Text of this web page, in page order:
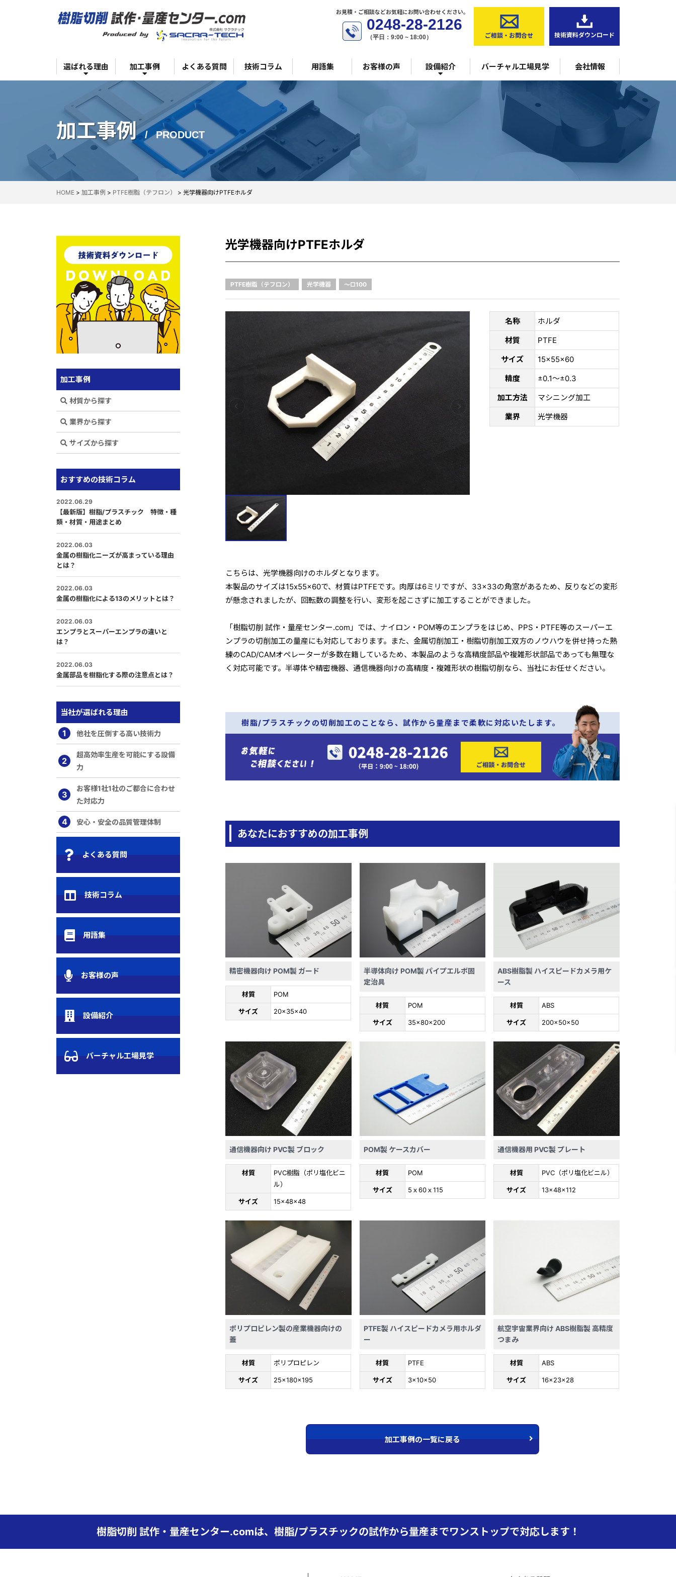
お見積・ご相談などお気軽にお問い合わせください。
0248-28-2126
（平日：9:00 ~ 18:00） ご相談・お問合せ 技術資料ダウンロード
選ばれる理由
他社を圧倒する高い技術力
超高効率生産を可能にする設備力
お客様1社1社のご都合に合わせた対応
安心・安全の品質管理体制
加工事例
材質から探す
業界から探す
サイズから探す
よくある質問 技術コラム 用語集 お客様の声 設備紹介
立型5軸マシニングセンタ
CNC複合加工機（5軸）
横型マシニングセンタ
バーチャル工場見学 会社情報
サイズから探す 横型マシニングセンタ
加工事例 PRODUCT
HOME > 加工事例 > PTFE樹脂（テフロン） > 光学機器向けPTFEホルダ
光学機器向けPTFEホルダ
PTFE樹脂（テフロン） 光学機器 ～□100
名称
ホルダ
材質
PTFE
サイズ
15×55×60
精度
±0.1～±0.3
加工方法
マシニング加工
業界
光学機器
こちらは、光学機器向けのホルダとなります。
本製品のサイズは15x55x60で、材質はPTFEです。肉厚は6ミリですが、33×33の角窓があるため、反りなどの変形
が懸念されましたが、回転数の調整を行い、変形を起こさずに加工することができました。
「樹脂切削 試作・量産センター.com」では、ナイロン・POM等のエンプラをはじめ、PPS・PTFE等のスーパーエ
ンプラの切削加工の量産にも対応しております。また、金属切削加工・樹脂切削加工双方のノウハウを併せ持った熟
練のCAD/CAMオペレーターが多数在籍しているため、本製品のような高精度部品や複雑形状部品であっても無理な
く対応可能です。半導体や精密機器、通信機器向けの高精度・複雑形状の樹脂切削なら、当社にお任せください。
樹脂/プラスチックの切削加工のことなら、 試作から量産まで柔軟に対応いたします。
あなたにおすすめの加工事例
精密機器向け POM製 ガード
材質 POM
サイズ 20×35×40
半導体向け POM製 パイプエルボ固
定治具
材質 POM
サイズ 35x80x200
ABS樹脂製 ハイスピードカメラ用ケ
ース
材質 ABS
サイズ 200×50×50
通信機器向け PVC製 ブロック
材質
PVC樹脂（ポリ塩化ビニ
ル）
サイズ 15×48×48
POM製 ケースカバー
材質 POM
サイズ 5ｘ60ｘ115
通信機器用 PVC製 プレート
材質 PVC（ポリ塩化ビニル）
サイズ 13×48×112
ポリプロピレン製の産業機器向けの
蓋
材質 ポリプロピレン
サイズ 25×180×195
PTFE製 ハイスピードカメラ用ホルダ
ー
材質 PTFE
サイズ 3×10×50
航空宇宙業界向け ABS樹脂製 高精度
つまみ
材質 ABS
サイズ 16×23×28
加工事例の一覧に戻る
加工事例
材質から探す
業界から探す
サイズから探す
おすすめの技術コラム
2022.06.29
【最新版】樹脂/プラスチック 特徴・種
類・材質・用途まとめ
2022.06.03
金属の樹脂化ニーズが高まっている理由
とは？
2022.06.03
金属の樹脂化による13のメリットとは？
2022.06.03
エンプラとスーパーエンプラの違いと
は？
2022.06.03
金属部品を樹脂化する際の注意点とは？
当社が選ばれる理由
1 他社を圧倒する高い技術力
2
超高効率生産を可能にする設備
力
3
お客様1社1社のご都合に合わせ
た対応力
4 安心・安全の品質管理体制
よくある質問
技術コラム
用語集
お客様の声
設備紹介
バーチャル工場見学
樹脂切削 試作・量産センター.comは、樹脂/プラスチックの試作から量産までワンストップで対応します！